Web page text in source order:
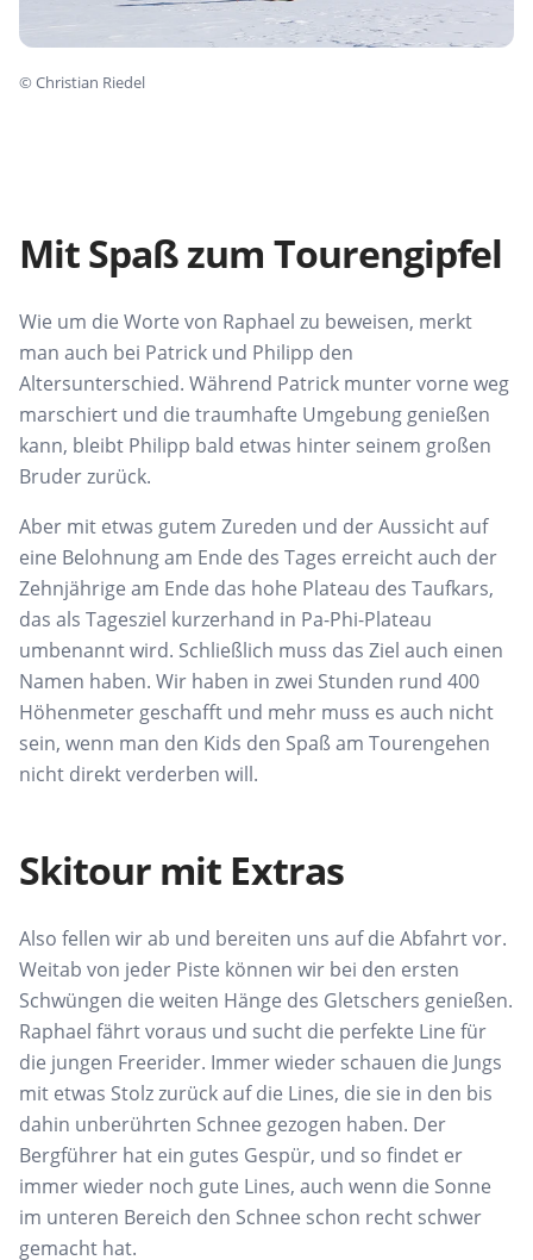
©Christian Riedel
Mit Spaß zum Tourengipfel
Wie um die Worte von Raphael zu beweisen, merkt
man auch bei Patrick und Philipp den
Altersunterschied. Während Patrick munter vorne weg
marschiert und die traumhafte Umgebung genießen
kann, bleibt Philipp bald etwas hinter seinem großen
Bruder zurück.
Aber mit etwas gutem Zureden und der Aussicht auf
eine Belohnung am Ende des Tages erreicht auch der
Zehnjährige am Ende das hohe Plateau des Taufkars,
das als Tagesziel kurzerhand in Pa-Phi-Plateau
umbenannt wird. Schließlich muss das Ziel auch einen
Namen haben. Wir haben in zwei Stunden rund 400
Höhenmeter geschafft und mehr muss es auch nicht
sein, wenn man den Kids den Spaß am Tourengehen
nicht direkt verderben will.
Skitour mit Extras
Also fellen wir ab und bereiten uns auf die Abfahrt vor.
Weitab von jeder Piste können wir bei den ersten
Schwüngen die weiten Hänge des Gletschers genießen.
Raphael fährt voraus und sucht die perfekte Line für
die jungen Freerider. Immer wieder schauen die Jungs
mit etwas Stolz zurück auf die Lines, die sie in den bis
dahin unberührten Schnee gezogen haben. Der
Bergführer hat ein gutes Gespür, und so findet er
immer wieder noch gute Lines, auch wenn die Sonne
im unteren Bereich den Schnee schon recht schwer
gemacht hat.